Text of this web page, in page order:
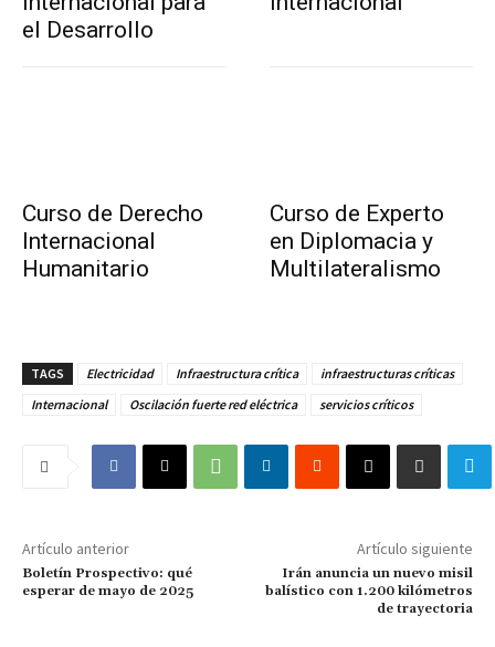
el Desarrollo
Curso de Derecho
Internacional
Humanitario
Curso de Experto
en Diplomacia y
Multilateralismo
TAGS Electricidad Infraestructura crítica
infraestructuras críticas
Internacional
Oscilación fuerte red eléctrica servicios críticos
Artículo anterior
Boletín Prospectivo: qué
esperar de mayo de 2025
Artículo siguiente
Irán anuncia un nuevo misil
balístico con 1.200 kilómetros
de trayectoria